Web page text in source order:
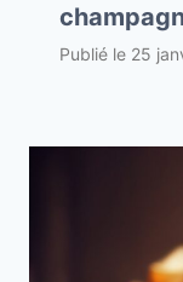
Publié le 25